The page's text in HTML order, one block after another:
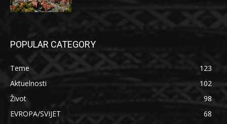
POPULAR CATEGORY
Teme
123
Aktuelnosti
102
Život
98
EVROPA/SVIJET
68